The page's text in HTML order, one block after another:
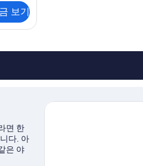
보기
면 한
다. 아
은 야